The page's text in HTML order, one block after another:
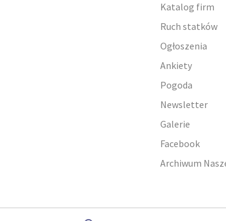
Katalog firm
Ruch statków
Ogłoszenia
Ankiety
Pogoda
Newsletter
Galerie
Facebook
Archiwum